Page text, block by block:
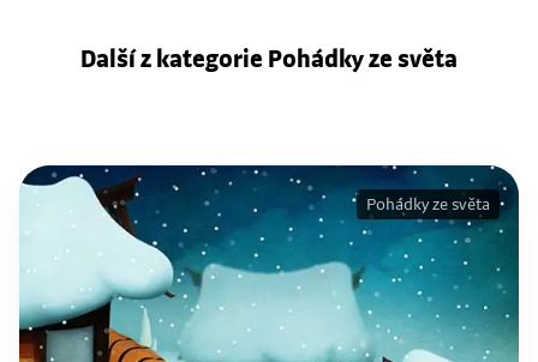
Další z kategorie Pohádky ze světa
Pohádky ze světa